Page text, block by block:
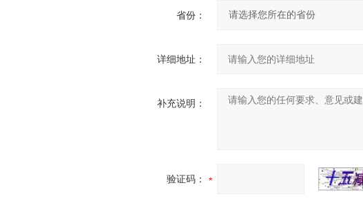
省份：
详细地址：
补充说明：
验证码：